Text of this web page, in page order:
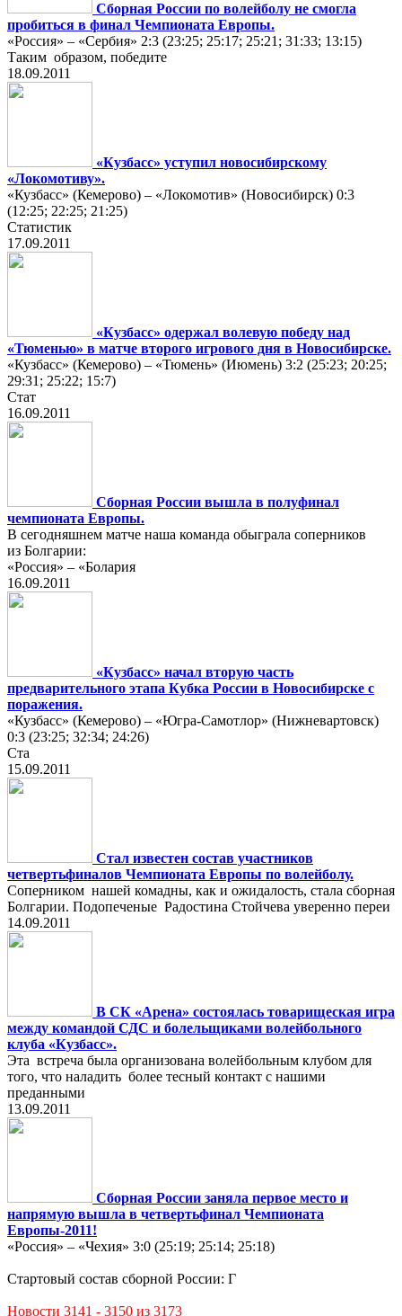
Сборная России по волейболу не смогла
пробиться в финал Чемпионата Европы.
«Россия» – «Сербия» 2:3 (23:25; 25:17; 25:21; 31:33; 13:15)
Таким образом, победите
18.09.2011
«Кузбасс» уступил новосибирскому
«Локомотиву».
«Кузбасс» (Кемерово) – «Локомотив» (Новосибирск) 0:3
(12:25; 22:25; 21:25)
Статистик
17.09.2011
«Кузбасс» одержал волевую победу над
«Тюменью» в матче второго игрового дня в Новосибирске.
«Кузбасс» (Кемерово) – «Тюмень» (Июмень) 3:2 (25:23; 20:25;
29:31; 25:22; 15:7)
Стат
16.09.2011
Сборная России вышла в полуфинал
чемпионата Европы.
В сегодняшнем матче наша команда обыграла соперников
из Болгарии:
«Россия» – «Болария
16.09.2011
«Кузбасс» начал вторую часть
предварительного этапа Кубка России в Новосибирске с
поражения.
«Кузбасс» (Кемерово) – «Югра-Самотлор» (Нижневартовск)
0:3 (23:25; 32:34; 24:26)
Ста
15.09.2011
Стал известен состав участников
четвертьфиналов Чемпионата Европы по волейболу.
Соперником нашей комадны, как и ожидалость, стала сборная
Болгарии. Подопеченые Радостина Стойчева уверенно переи
14.09.2011
В СК «Арена» состоялась товарищеская игра
между командой СДС и болельщиками волейбольного
клуба «Кузбасс».
Эта встреча была организована волейбольным клубом для
того, что наладить более тесный контакт с нашими
преданными
13.09.2011
Сборная России заняла первое место и
напрямую вышла в четвертьфинал Чемпионата
Европы-2011!
«Россия» – «Чехия» 3:0 (25:19; 25:14; 25:18)
Стартовый состав сборной России: Г
Новости 3141 - 3150 из 3173